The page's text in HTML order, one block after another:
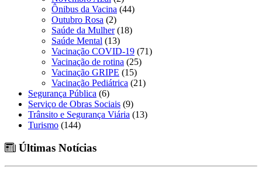
Ônibus da Vacina (44)
Outubro Rosa (2)
Saúde da Mulher(18)
Saúde Mental (13)
Vacinação COVID-19 (71)
Vacinação de rotina (25)
Vacinação GRIPE (15)
Vacinação Pediátrica (21)
Segurança Pública (6)
Serviço de Obras Sociais (9)
Trânsito e Segurança Viária (13)
Turismo (144)
Últimas Notícias